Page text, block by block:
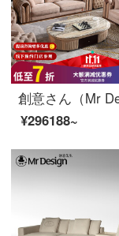
¥296188~